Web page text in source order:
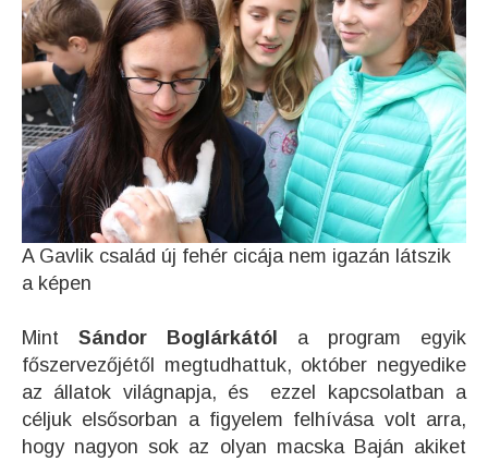
A Gavlik család új fehér cicája nem igazán látszik
a képen
Mint Sándor Boglárkától
a program egyik
főszervezőjétől megtudhattuk, október negyedike
az állatok világnapja, és ezzel kapcsolatban a
céljuk elsősorban a figyelem felhívása volt arra,
hogy nagyon sok az olyan macska Baján akiket